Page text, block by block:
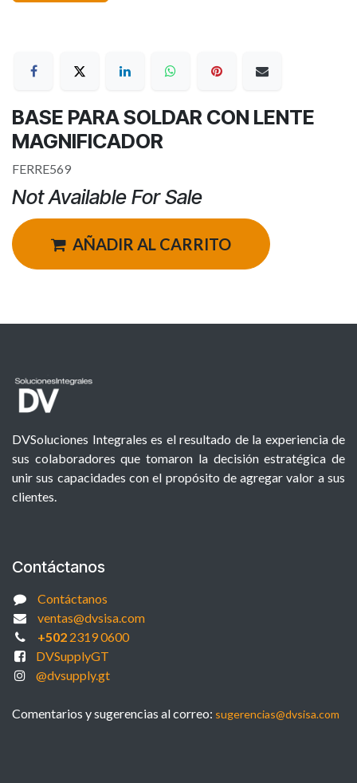
BASE PARA SOLDAR CON LENTE
MAGNIFICADOR
FERRE569
Not Available For Sale
AÑADIR AL CARRITO
DVSoluciones Integrales es el resultado de la experiencia de
sus colaboradores que tomaron la decisión estratégica de
unir sus capacidades con el propósito de agregar valor a sus
clientes.
Contáctanos
Contáctanos
ventas@dvsisa.com
+5022319 0600
DVSupplyGT
@dvsupply.gt
Comentarios y sugerencias al correo: sugerencias@dvsisa.com